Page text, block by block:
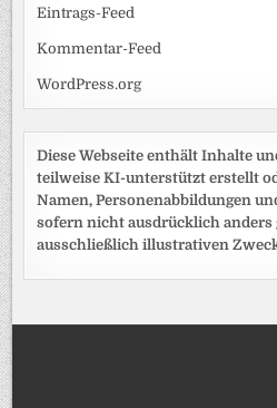
Eintrags-Feed
Kommentar-Feed
WordPress.org
Diese Webseite enthält Inhalte
teilweise KI-unterstützt erstellt
Namen, Personenabbildungen
sofern nicht ausdrücklich anders
ausschließlich illustrativen